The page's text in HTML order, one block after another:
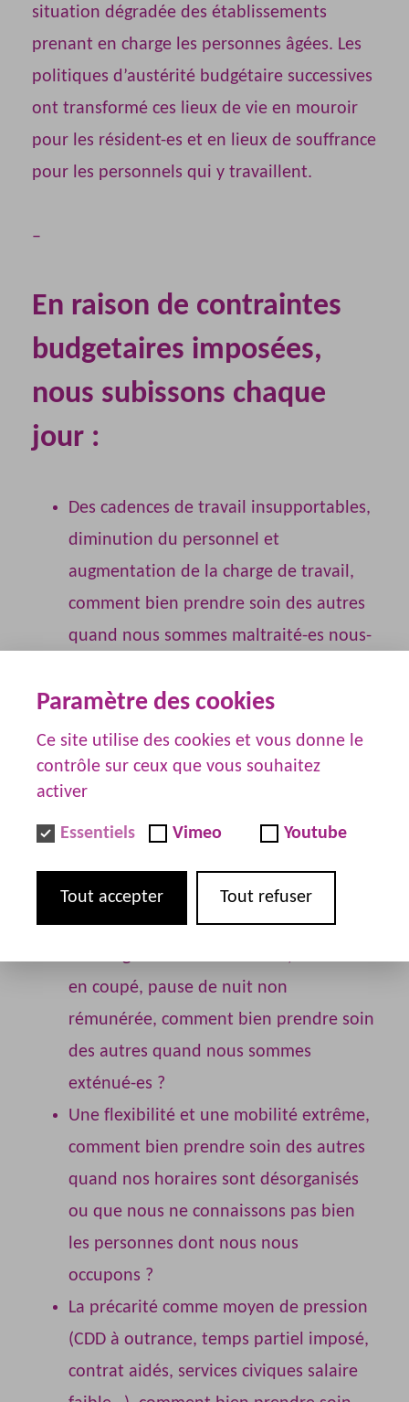
situation dégradée des établissements
prenant en charge les personnes âgées. Les
politiques d’austérité budgétaire successives
ont transformé ces lieux de vie en mouroir
pour les résident-es et en lieux de souffrance
pour les personnels qui y travaillent.
–
En raison de contraintes
budgetaires imposées,
nous subissons chaque
jour :
Des cadences de travail insupportables,
diminution du personnel et
augmentation de la charge de travail,
comment bien prendre soin des autres
quand nous sommes maltraité-es nous-
Des glissements de tâches, comment
bien prendre soin des autres quand
nous assumons des taches
supplémentaires que nous n’avons pas
le droit d’accomplir, pour lesquelles
rémunéré-es ?
Des horaires particulièrement
en coupé, pause de nuit non
rémunérée, comment bien prendre soin
des autres quand nous sommes
exténué-es ?
Une flexibilité et une mobilité extrême,
comment bien prendre soin des autres
quand nos horaires sont désorganisés
ou que nous ne connaissons pas bien
les personnes dont nous nous
occupons ?
La précarité comme moyen de pression
(CDD à outrance, temps partiel imposé,
contrat aidés, services civiques salaire
Paramètre des cookies
Ce site utilise des cookies et vous donne le
contrôle sur ceux que vous souhaitez
activer
Essentiels Vimeo Youtube
Tout accepter Tout refuser